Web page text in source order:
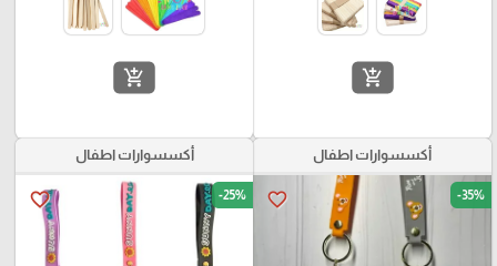
add_shopping_cart
add_shopping_cart
أكسسوارات اطفال
favorite_border -35%
أكسسوارات اطفال
favorite_border -25%